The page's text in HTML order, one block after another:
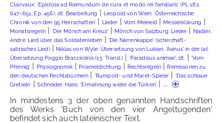
Clairvaux: 'Epistola ad Raimundum de cura et modo rei familiaris' (PL 182,
647-651, Ep. 456), dt. Bearbeitung | Leopold von Wien: 'Österreichische
Chronik von den 95 Herrschaften' | Lieder |Vom Meineid| Messerklärung |
Monatsregeln|'Der Mönch am Kreuz' | Mönch von Salzburg: Lieder | Nadler,
Andre: Lied über das Soldatenleben | 'Die Narrenkappe' (scherzhaft-
satirisches Lied)| Niklas von Wyle: Übersetzung von Lukian, 'Asinus' in der lat.
Übersetzung Poggio Bracciolinis (13. Transl.) | 'Paradisus animae', dt. | 'Vom
Pfennig' | Physiognomik| Priameldichtung | Rechtsregeln| Remissorien zu
den deutschen Rechtsbüchern | 'Rumpolt- und Maret-Spiele' | 'Das schlaue
Gretlein' | Schneider, Hans: 'Ermahnung wider die Türken' | ...
In mindestens 3 der oben genannten Handschriften
des Werks 'Buch von den vier Angeltugenden'
befindet sich auch lateinischer Text.